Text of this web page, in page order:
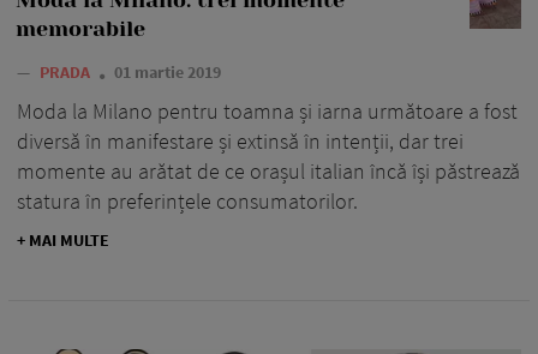
memorabile
— PRADA 01 martie 2019
Moda la Milano pentru toamna și iarna următoare a fost
diversă în manifestare și extinsă în intenții, dar trei
momente au arătat de ce orașul italian încă își păstrează
statura în preferințele consumatorilor.
+ MAI MULTE